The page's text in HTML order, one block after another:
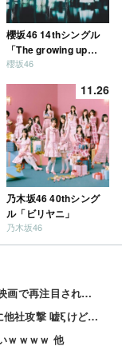
櫻坂46 14thシングル
「The growing up
train」
櫻坂46
11.26
乃木坂46 40thシング
ル「ビリヤニ」
乃木坂46
【朗報】美人声優の井口裕香さん、ちいかわ映画で再注目されるｗｗｗｗ
OpenAI、Anthropicに続きMetaのAIも勝手に他社攻撃 嘘ξけど何これ流行ってんの？
ｗｗｗｗ 他